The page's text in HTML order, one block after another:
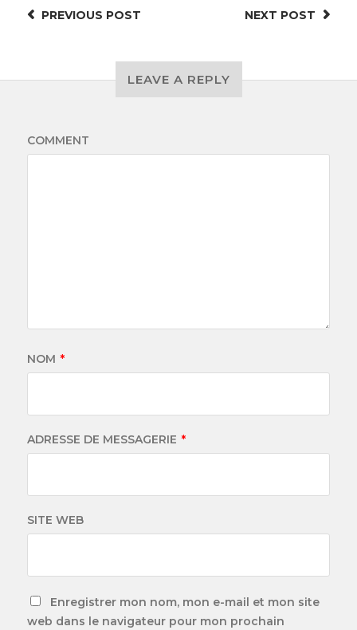
NEXT POST
PREVIOUS POST
LEAVE A REPLY
COMMENT
NOM *
ADRESSE DE MESSAGERIE *
SITE WEB
Enregistrer mon nom, mon e-mail et mon site
web dans le navigateur pour mon prochain